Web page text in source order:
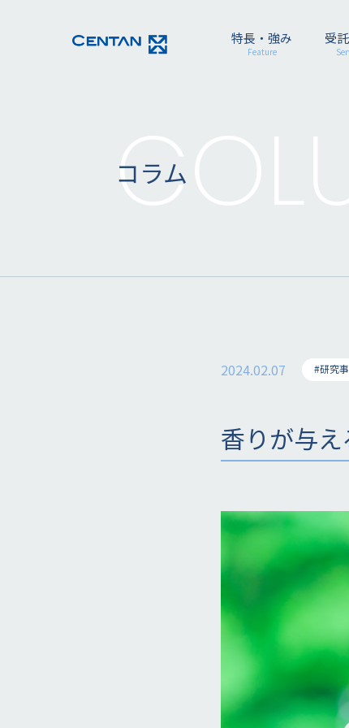
特長・強み
Feature
受
コラム
2024.02.07 #研究
香りが与